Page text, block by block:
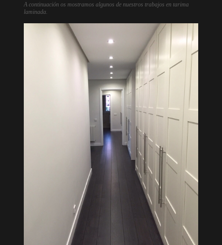
A continuación os mostramos algunos de nuestros trabajos en tarima
laminada.